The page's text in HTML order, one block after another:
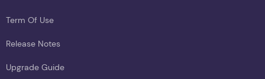
Term Of Use
Release Notes
Upgrade Guide